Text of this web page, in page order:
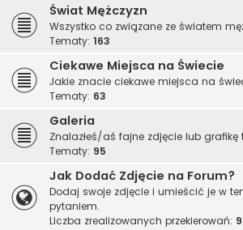
Świat Mężczyzn
Wszystko co związane ze światem
Tematy: 163
Ciekawe Miejsca na Świecie
Jakie znacie ciekawe miejsca na
Tematy: 63
Galeria
Znalazłeś/aś fajne zdjęcie lub
Tematy: 95
Jak Dodać Zdjęcie na Forum?
Dodaj swoje zdjęcie i umieścić je w
pytaniem.
Liczba zrealizowanych przekierowań: